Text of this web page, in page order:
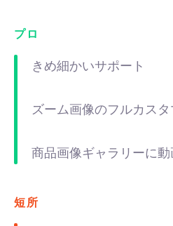
プロ
きめ細かいサポート
ズーム画像のフルカス
商品画像ギャラリーに
短所